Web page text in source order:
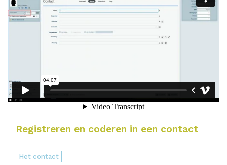
Registreren en coderen in een contact
Het contact